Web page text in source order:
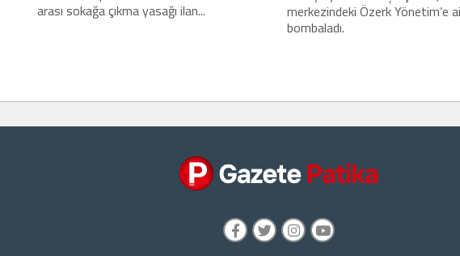
arası sokağa çıkma yasağı ilan...
merkezindeki Özerk Yönetim’e
bombaladı.